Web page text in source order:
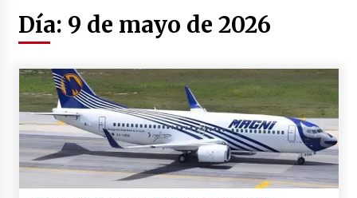
Certificado de Dafne Quintos revela homicidio;
su familia exige justicia
Héctor Díaz-Polanco renuncia a la presidencia
de Morena en la CDMX
3 semanas atrás
SMN alerta por lluvias intensas, granizo y calor
extremo en gran parte de México
Día: 9 de mayo de 2026